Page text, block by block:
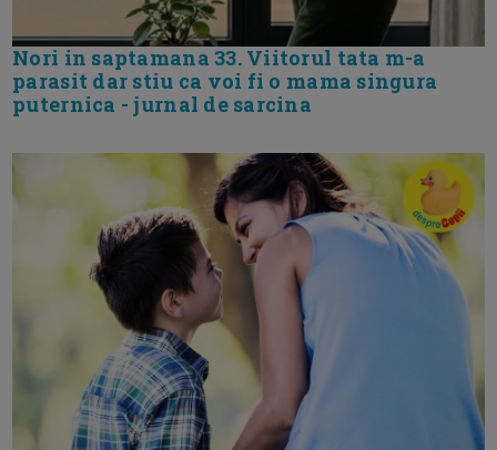
Nori in saptamana 33. Viitorul tata m-a
parasit dar stiu ca voi fi o mama singura
puternica - jurnal de sarcina